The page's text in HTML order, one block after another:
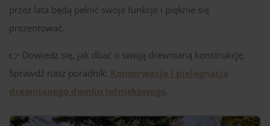
przez lata będą pełnić swoje funkcje i pięknie się
prezentować.
👉 Dowiedz się, jak dbać o swoją drewnianą konstrukcję.
Sprawdź nasz poradnik: Konserwacja i pielęgnacja
drewnianego domku letniskowego